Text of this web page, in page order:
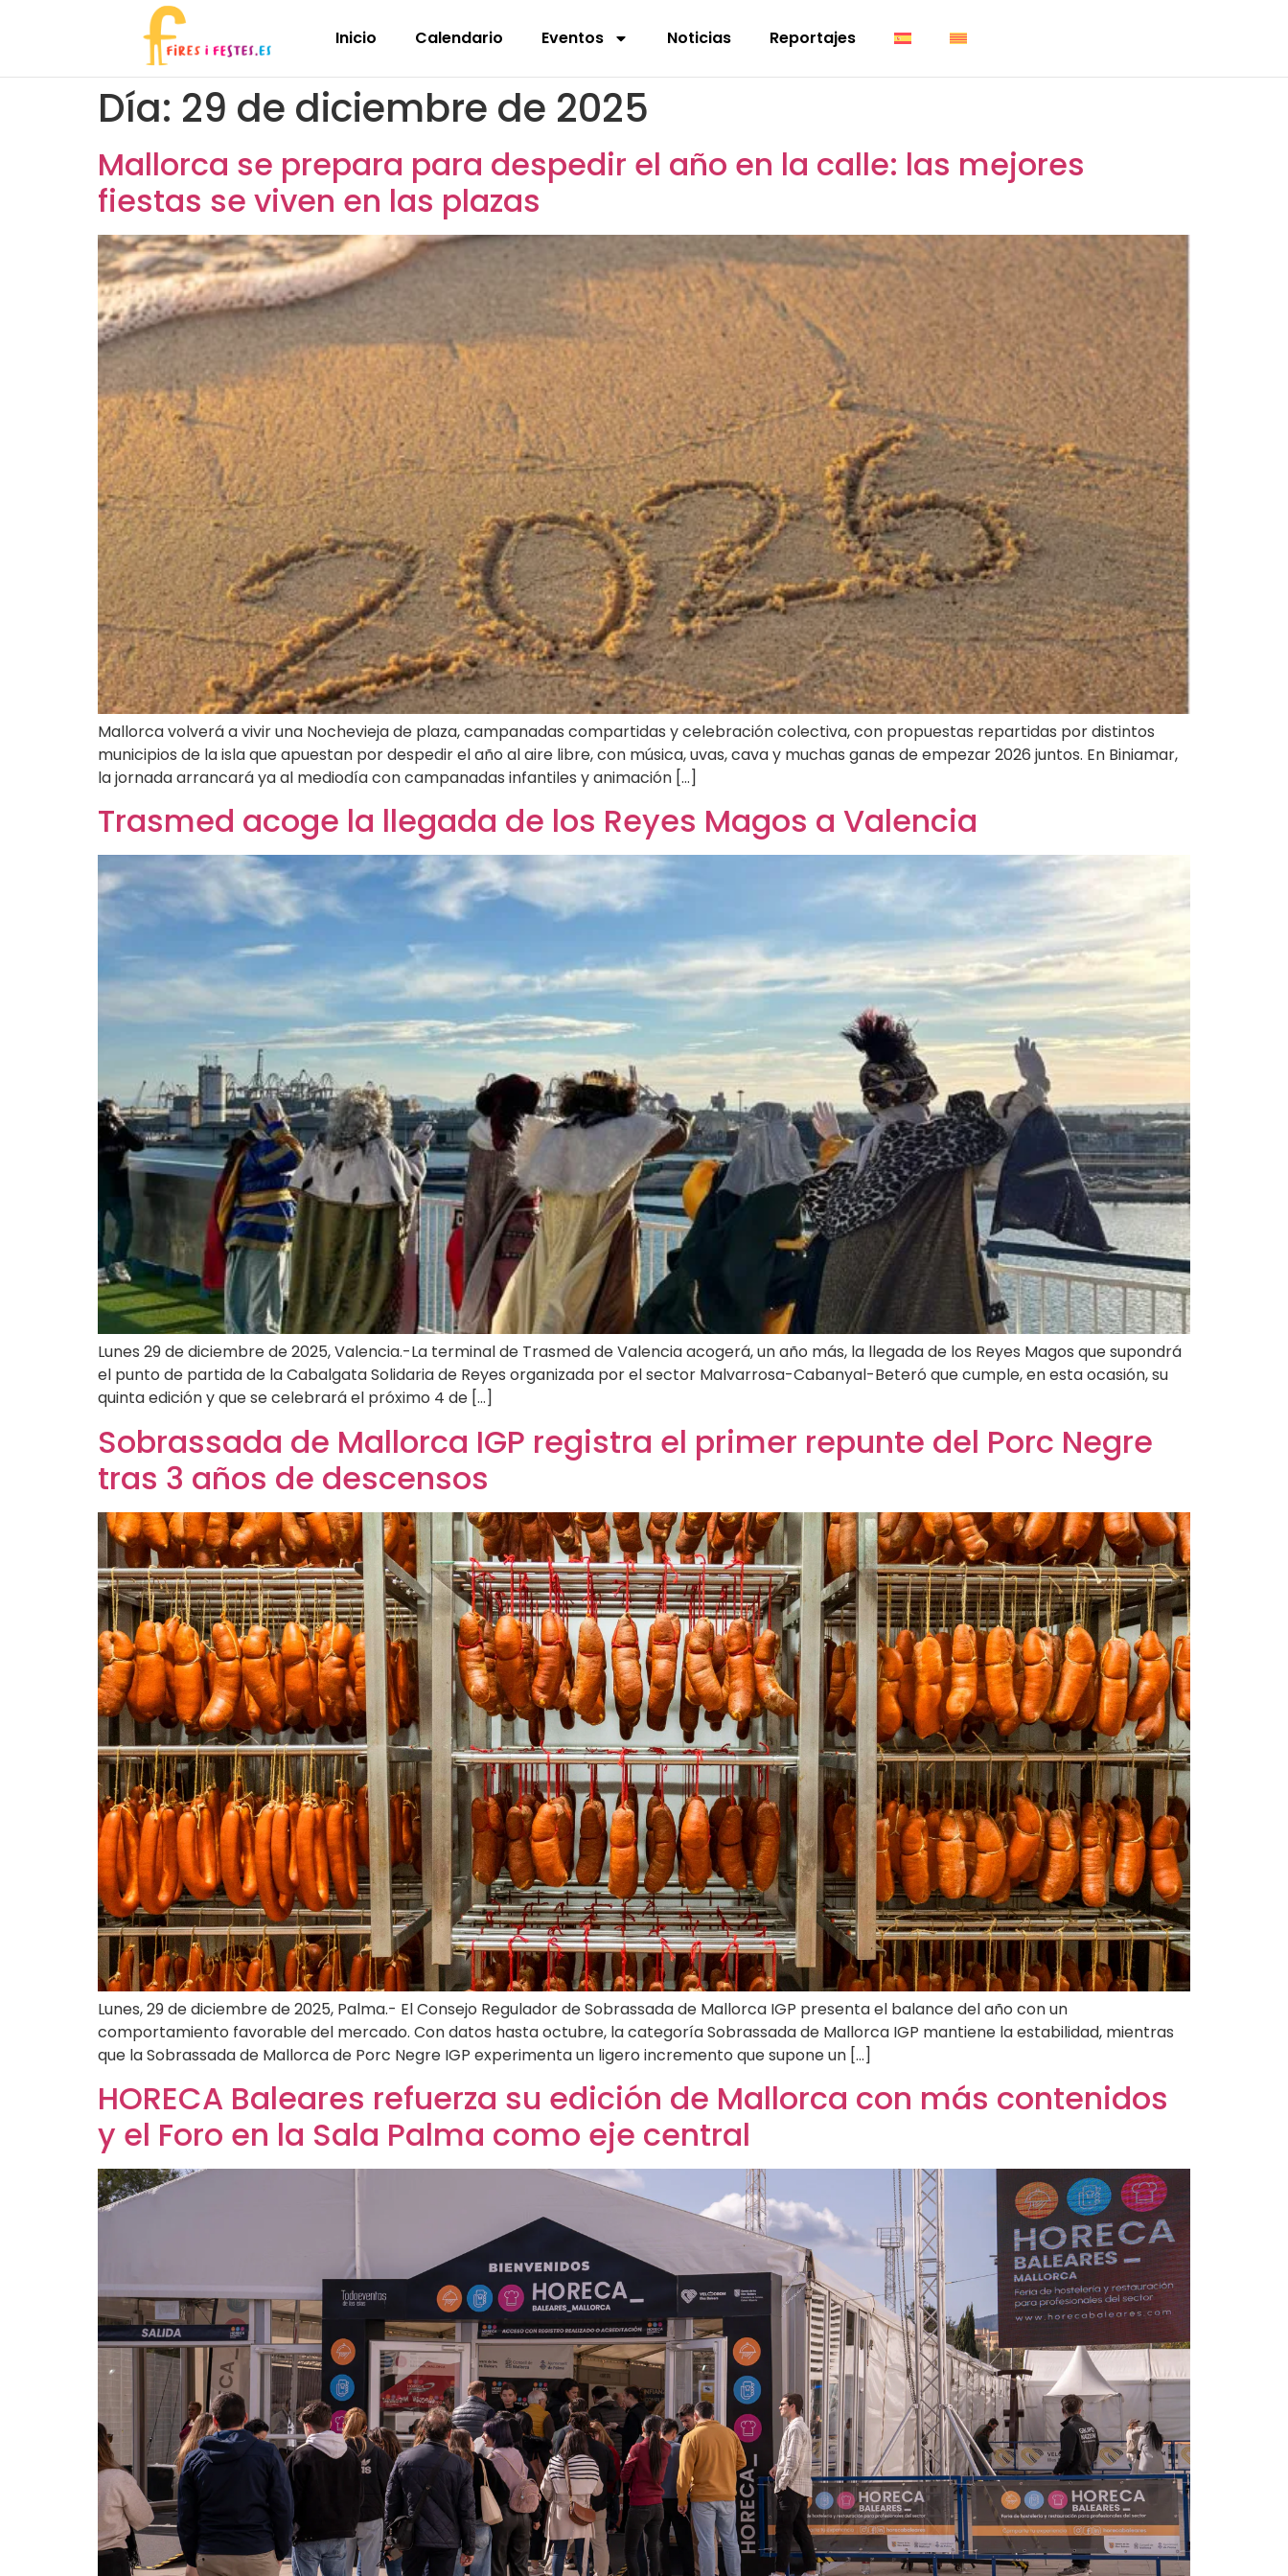
Inicio Calendario Eventos Noticias Reportajes
Día: 29 de diciembre de 2025
Mallorca se prepara para despedir el año en la calle: las mejores
fiestas se viven en las plazas
Mallorca volverá a vivir una Nochevieja de plaza, campanadas compartidas y celebración colectiva, con propuestas repartidas por distintos
municipios de la isla que apuestan por despedir el año al aire libre, con música, uvas, cava y muchas ganas de empezar 2026 juntos. En Biniamar,
la jornada arrancará ya al mediodía con campanadas infantiles y animación […]
Trasmed acoge la llegada de los Reyes Magos a Valencia
Lunes 29 de diciembre de 2025, Valencia.-La terminal de Trasmed de Valencia acogerá, un año más, la llegada de los Reyes Magos que supondrá
el punto de partida de la Cabalgata Solidaria de Reyes organizada por el sector Malvarrosa-Cabanyal-Beteró que cumple, en esta ocasión, su
quinta edición y que se celebrará el próximo 4 de […]
Sobrassada de Mallorca IGP registra el primer repunte del Porc Negre
tras 3 años de descensos
Lunes, 29 de diciembre de 2025, Palma.- El Consejo Regulador de Sobrassada de Mallorca IGP presenta el balance del año con un
comportamiento favorable del mercado. Con datos hasta octubre, la categoría Sobrassada de Mallorca IGP mantiene la estabilidad, mientras
que la Sobrassada de Mallorca de Porc Negre IGP experimenta un ligero incremento que supone un […]
HORECA Baleares refuerza su edición de Mallorca con más contenidos
y el Foro en la Sala Palma como eje central